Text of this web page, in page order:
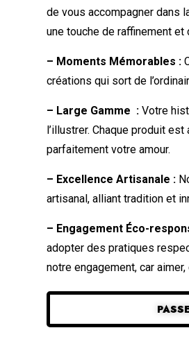
de vous accompagner dans
une touche de raffinement et
– Moments Mémorables :
créations qui sort de
– Large Gamme : Votre
l’illustrer. Chaque produit
parfaitement votre amour.
– Excellence Artisanale :
artisanal, alliant tradition et
– Engagement Éco-
adopter des pratiques
notre engagement, car